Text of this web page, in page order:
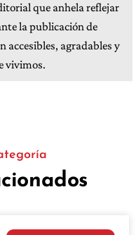
que anhela reflejar
la publicación de
accesibles, agradables y
vivimos.